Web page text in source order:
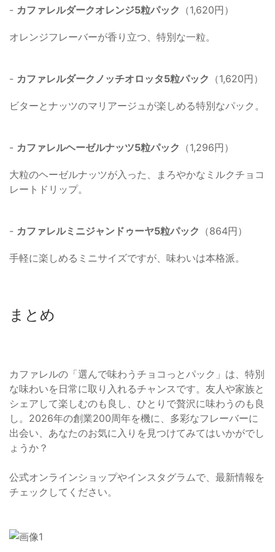
- カファレルダークオレンジ5粒パック （1,620円）
オレンジフレーバーが香り立つ、特別な一粒。
- カファレルダークノッチオロッタ5粒パック （1,620円）
ビターとナッツのマリアージュが楽しめる特別なパック。
- カファレルヘーゼルナッツ5粒パック （1,296円）
大粒のヘーゼルナッツが入った、まろやかなミルクチョコ
レートドリップ。
- カファレルミニジャンドゥーヤ5粒パック （864円）
手軽に楽しめるミニサイズですが、味わいは本格派。
まとめ
カファレルの「選んで味わうチョコっとパック」は、特別
な味わいを日常に取り入れるチャンスです。友人や家族と
シェアして楽しむのも良し、ひとりで贅沢に味わうのも良
し。2026年の創業200周年を機に、多彩なフレーバーに
出会い、あなたのお気に入りを見つけてみてはいかがでし
ょうか？
公式オンラインショップやインスタグラムで、最新情報を
チェックしてください。